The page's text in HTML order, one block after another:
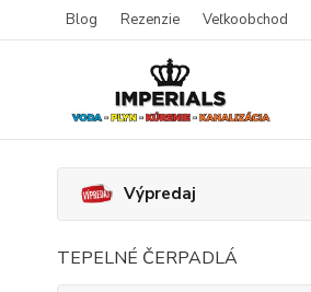
Blog Rezenzie Veľkoobchod
Výpredaj
TEPELNÉ ČERPADLÁ